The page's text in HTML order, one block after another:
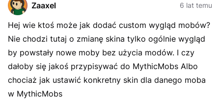
Zaaxel 6 lat temu
Hej wie ktoś może jak dodać custom wygląd mobów?
Nie chodzi tutaj o zmianę skina tylko ogólnie wygląd
by powstały nowe moby bez użycia modów. I czy
dałoby się jakoś przypisywać do MythicMobs Albo
chociaż jak ustawić konkretny skin dla danego moba
w MythicMobs